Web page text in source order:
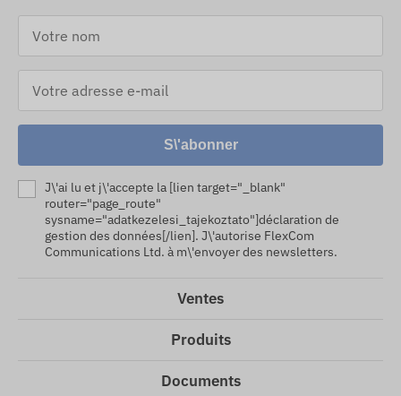
S\'abonner
J\'ai lu et j\'accepte la [lien target="_blank"
router="page_route"
sysname="adatkezelesi_tajekoztato"]déclaration de
gestion des données[/lien]. J\'autorise FlexCom
Communications Ltd. à m\'envoyer des newsletters.
Ventes
Produits
Documents